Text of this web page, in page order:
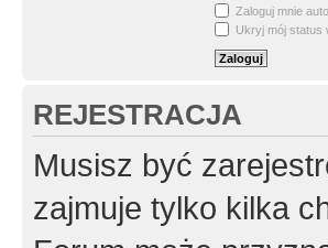
Zaloguj mnie
Ukryj mój status
REJESTRACJA
Musisz być
zajmuje tylko kilka